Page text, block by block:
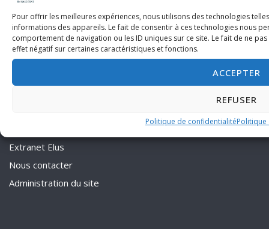
Pour offrir les meilleures expériences, nous utilisons des technologies
informations des appareils. Le fait de consentir à ces technologies nous
comportement de navigation ou les ID uniques sur ce site. Le fait de ne
effet négatif sur certaines caractéristiques et fonctions.
ACCEPTER
REFUSER
Politique de confidentialité
Extranet Elus
Nous contacter
Administration du site